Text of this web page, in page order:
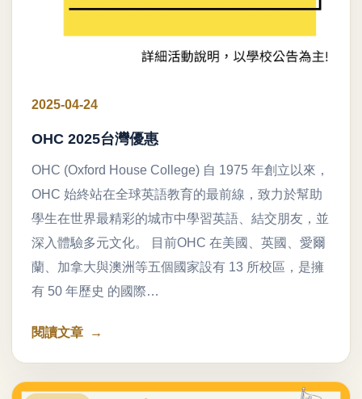
2025-04-24
OHC 2025台灣優惠
OHC (Oxford House College) 自 1975 年創立以來，
OHC 始終站在全球英語教育的最前線，致力於幫助
學生在世界最精彩的城市中學習英語、結交朋友，並
深入體驗多元文化。 目前OHC 在美國、英國、愛爾
蘭、加拿大與澳洲等五個國家設有 13 所校區，是擁
有 50 年歷史 的國際…
閱讀文章